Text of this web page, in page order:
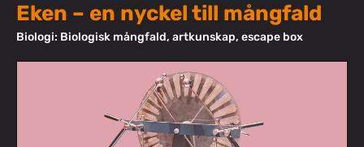
Eken – en nyckel till mångfald
Biologi: Biologisk mångfald, artkunskap, escape box